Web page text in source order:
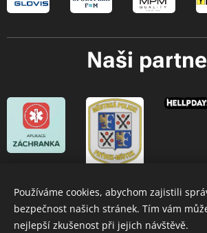
Naši
Oblastní spolek ČČK Frýdek-
Používáme cookies, abychom zajistili
bezpečnost našich stránek. Tím vám
nejlepší zkušenost při jejich návštěvě.